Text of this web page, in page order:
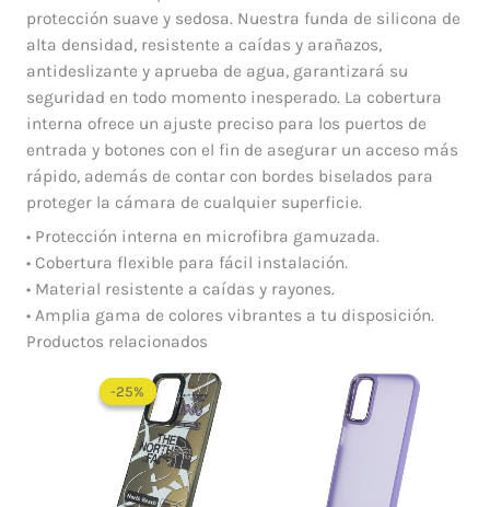
protección suave y sedosa. Nuestra funda de silicona de
alta densidad, resistente a caídas y arañazos,
antideslizante y aprueba de agua, garantizará su
seguridad en todo momento inesperado. La cobertura
interna ofrece un ajuste preciso para los puertos de
entrada y botones con el fin de asegurar un acceso más
rápido, además de contar con bordes biselados para
proteger la cámara de cualquier superficie.
• Protección interna en microfibra gamuzada.
• Cobertura flexible para fácil instalación.
• Material resistente a caídas y rayones.
• Amplia gama de colores vibrantes a tu disposición.
Productos relacionados
-25%
-25%
precio
original
era:
$ 60.000.